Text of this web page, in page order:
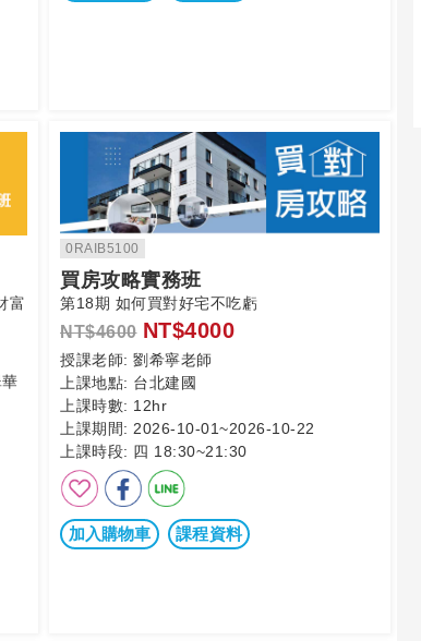
富
0RAIB5100
買房攻略實務班
第18期 如何買對好宅不吃虧
NT$4600 NT$4000
授課老師: 劉希寧老師
上課地點: 台北建國
上課時數: 12hr
上課期間: 2026-10-01~2026-10-22
上課時段: 四 18:30~21:30
加入購物車 課程資料